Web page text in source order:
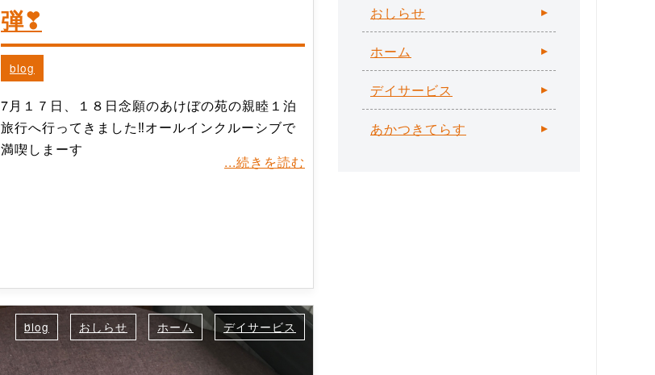
弾❣
blog
7月１７日、１８日念願のあけぼの苑の親睦１泊
旅行へ行ってきました‼オールインクルーシブで
満喫しまーす
...続きを読む
blog おしらせ ホーム デイサービス
おしらせ
ホーム
デイサービス
あかつきてらす